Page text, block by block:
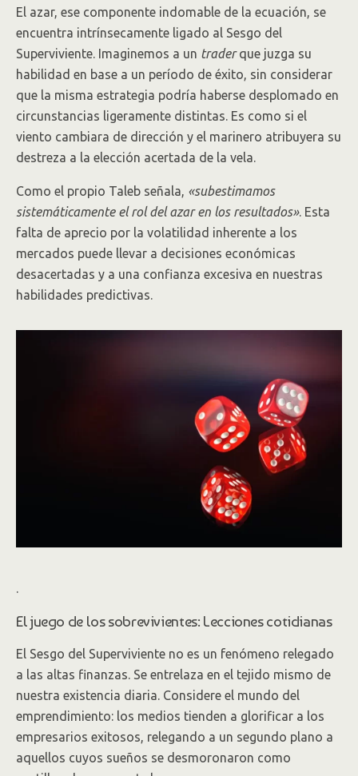
El azar, ese componente indomable de la ecuación, se
encuentra intrínsecamente ligado al Sesgo del
Superviviente. Imaginemos a un traderque juzga su
habilidad en base a un período de éxito, sin considerar
que la misma estrategia podría haberse desplomado en
circunstancias ligeramente distintas. Es como si el
viento cambiara de dirección y el marinero atribuyera su
destreza a la elección acertada de la vela.
Como el propio Taleb señala, «subestimamos
sistemáticamente el rol del azar en los resultados». Esta
falta de aprecio por la volatilidad inherente a los
mercados puede llevar a decisiones económicas
desacertadas y a una confianza excesiva en nuestras
habilidades predictivas.
.
El juego de los sobrevivientes: Lecciones cotidianas
El Sesgo del Superviviente no es un fenómeno relegado
a las altas finanzas. Se entrelaza en el tejido mismo de
nuestra existencia diaria. Considere el mundo del
emprendimiento: los medios tienden a glorificar a los
empresarios exitosos, relegando a un segundo plano a
aquellos cuyos sueños se desmoronaron como